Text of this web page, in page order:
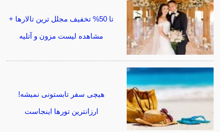
تا 50% تخفیف مجلل ترین تالارها +
مشاهده لیست مزون و آتلیه
هیچی سفر تابستونی نمیشه!
ارزانترین تورها اینجاست